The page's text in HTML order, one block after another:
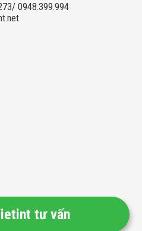
0948.399.994
tư vấn